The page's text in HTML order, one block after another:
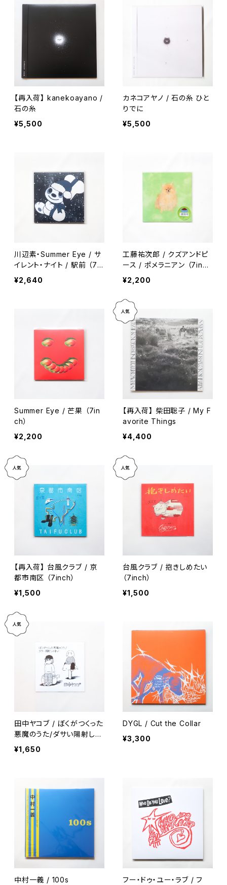
【再入荷】 kanekoayano /
石の糸
¥5,500
カネコアヤノ / 石の糸 ひと
りでに
¥5,500
川辺素・Summer Eye / サ
イレント・ナイト / 駅前 （7in
ch）
¥2,640
工藤祐次郎 / クズアンドピ
ース / ポメラニアン （7inc
h）
¥2,200
Summer Eye / 芒果 （7in
ch）
¥2,200
【再入荷】 柴田聡子 / My F
avorite Things
¥4,400
【再入荷】 台風クラブ / 京
都市南区 （7inch）
¥1,500
台風クラブ / 抱きしめたい
（7inch）
¥1,500
田中ヤコブ / ぼくがつくった
悪魔のうた/ダサい陽射しの
中で （7inch）
¥1,650
DYGL / Cut the Collar
¥3,300
中村一義 / 100s
フー・ドゥ・ユー・ラブ / フ